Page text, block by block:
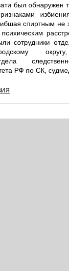
был обнаружен
спиртным не
сотрудники
РФ по СК,